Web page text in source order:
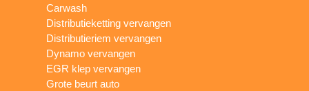
Carwash
Distributieketting vervangen
Distributieriem vervangen
Dynamo vervangen
EGR klep vervangen
Grote beurt auto